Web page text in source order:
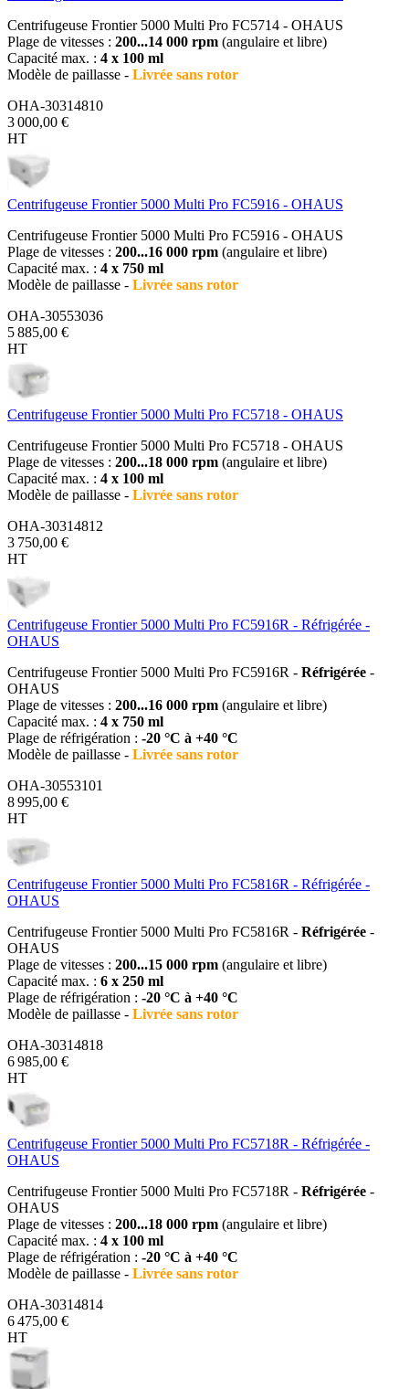
Centrifugeuse Frontier 5000 Multi Pro FC5714 - OHAUS
Plage de vitesses : 200...14 000 rpm (angulaire et libre)
Capacité max. : 4 x 100 ml
Modèle de paillasse - Livrée sans rotor
OHA-30314810
3 000,00 €
HT
Centrifugeuse Frontier 5000 Multi Pro FC5916 - OHAUS
Centrifugeuse Frontier 5000 Multi Pro FC5916 - OHAUS
Plage de vitesses : 200...16 000 rpm (angulaire et libre)
Capacité max. : 4 x 750 ml
Modèle de paillasse - Livrée sans rotor
OHA-30553036
5 885,00 €
HT
Centrifugeuse Frontier 5000 Multi Pro FC5718 - OHAUS
Centrifugeuse Frontier 5000 Multi Pro FC5718 - OHAUS
Plage de vitesses : 200...18 000 rpm (angulaire et libre)
Capacité max. : 4 x 100 ml
Modèle de paillasse - Livrée sans rotor
OHA-30314812
3 750,00 €
HT
Centrifugeuse Frontier 5000 Multi Pro FC5916R - Réfrigérée -
OHAUS
Centrifugeuse Frontier 5000 Multi Pro FC5916R - Réfrigérée -
OHAUS
Plage de vitesses : 200...16 000 rpm (angulaire et libre)
Capacité max. : 4 x 750 ml
Plage de réfrigération : -20 °C à +40 °C
Modèle de paillasse - Livrée sans rotor
OHA-30553101
8 995,00 €
HT
Centrifugeuse Frontier 5000 Multi Pro FC5816R - Réfrigérée -
OHAUS
Centrifugeuse Frontier 5000 Multi Pro FC5816R - Réfrigérée -
OHAUS
Plage de vitesses : 200...15 000 rpm (angulaire et libre)
Capacité max. : 6 x 250 ml
Plage de réfrigération : -20 °C à +40 °C
Modèle de paillasse - Livrée sans rotor
OHA-30314818
6 985,00 €
HT
Centrifugeuse Frontier 5000 Multi Pro FC5718R - Réfrigérée -
OHAUS
Centrifugeuse Frontier 5000 Multi Pro FC5718R - Réfrigérée -
OHAUS
Plage de vitesses : 200...18 000 rpm (angulaire et libre)
Capacité max. : 4 x 100 ml
Plage de réfrigération : -20 °C à +40 °C
Modèle de paillasse - Livrée sans rotor
OHA-30314814
6 475,00 €
HT